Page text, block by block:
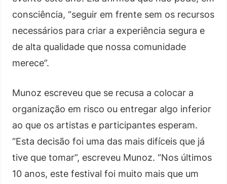
consciência, “seguir em frente sem os recursos
necessários para criar a experiência segura e
de alta qualidade que nossa comunidade
merece”.
Munoz escreveu que se recusa a colocar a
organização em risco ou entregar algo inferior
ao que os artistas e participantes esperam.
“Esta decisão foi uma das mais difíceis que já
tive que tomar”, escreveu Munoz. “Nos últimos
10 anos, este festival foi muito mais que um